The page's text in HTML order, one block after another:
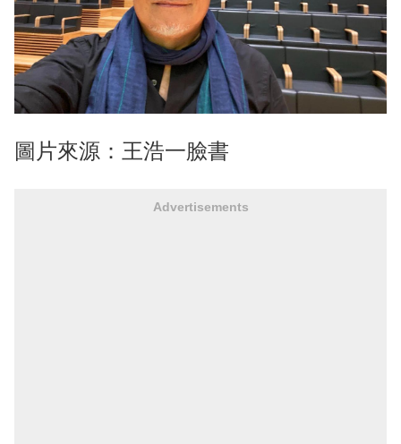
圖片來源：王浩一臉書
Advertisements